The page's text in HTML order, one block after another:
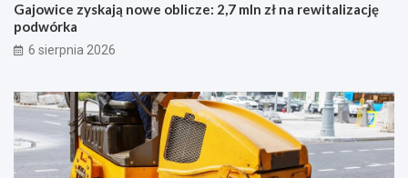
Gajowice zyskają nowe oblicze: 2,7 mln zł na rewitalizację
podwórka
6 sierpnia 2026